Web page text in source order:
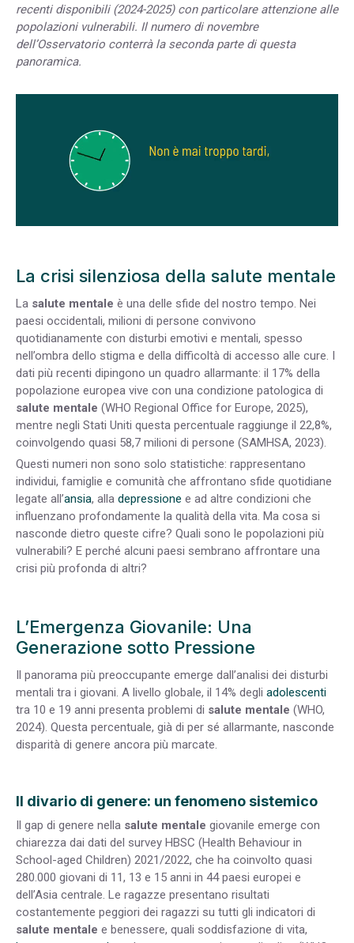
recenti disponibili (2024-2025) con particolare attenzione alle
popolazioni vulnerabili. Il numero di novembre
dell’Osservatorio conterrà la seconda parte di questa
panoramica.
La crisi silenziosa della salute mentale
La salute mentale è una delle sfide del nostro tempo. Nei
paesi occidentali, milioni di persone convivono
quotidianamente con disturbi emotivi e mentali, spesso
nell’ombra dello stigma e della difficoltà di accesso alle cure. I
dati più recenti dipingono un quadro allarmante: il 17% della
popolazione europea vive con una condizione patologica di
salute mentale (WHO Regional Office for Europe, 2025),
mentre negli Stati Uniti questa percentuale raggiunge il 22,8%,
coinvolgendo quasi 58,7 milioni di persone (SAMHSA, 2023).
Questi numeri non sono solo statistiche: rappresentano
individui, famiglie e comunità che affrontano sfide quotidiane
legate all’ansia, alla depressione e ad altre condizioni che
influenzano profondamente la qualità della vita. Ma cosa si
nasconde dietro queste cifre? Quali sono le popolazioni più
vulnerabili? E perché alcuni paesi sembrano affrontare una
crisi più profonda di altri?
L’Emergenza Giovanile: Una
Generazione sotto Pressione
Il panorama più preoccupante emerge dall’analisi dei disturbi
mentali tra i giovani. A livello globale, il 14% degli adolescenti
tra 10 e 19 anni presenta problemi di salute mentale (WHO,
2024). Questa percentuale, già di per sé allarmante, nasconde
disparità di genere ancora più marcate.
Il divario di genere: un fenomeno sistemico
Il gap di genere nella salute mentale giovanile emerge con
chiarezza dai dati del survey HBSC (Health Behaviour in
School-aged Children) 2021/2022, che ha coinvolto quasi
280.000 giovani di 11, 13 e 15 anni in 44 paesi europei e
dell’Asia centrale. Le ragazze presentano risultati
costantemente peggiori dei ragazzi su tutti gli indicatori di
salute mentale e benessere, quali soddisfazione di vita,